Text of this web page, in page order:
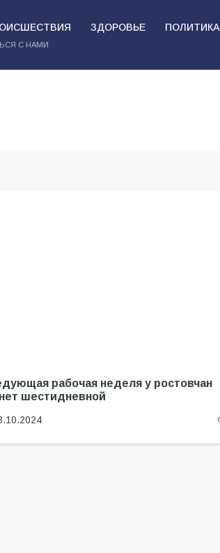
ЗДОРОВЬЕ ПОЛИТИКА
С НАМИ
рабочая неделя у ростовчан
шестидневной